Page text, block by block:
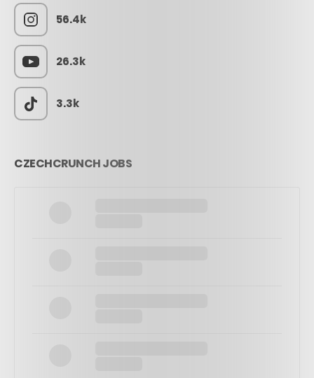
56.4k
26.3k
3.3k
CZECHCRUNCH JOBS